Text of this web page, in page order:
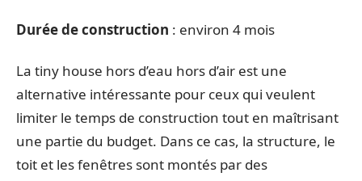
Durée de construction : environ 4 mois
La tiny house hors d’eau hors d’air est une
alternative intéressante pour ceux qui veulent
limiter le temps de construction tout en maîtrisant
une partie du budget. Dans ce cas, la structure, le
toit et les fenêtres sont montés par des